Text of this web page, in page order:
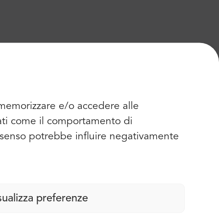
e/o accedere alle
come il comportamento di
potrebbe influire negativamente
preferenze